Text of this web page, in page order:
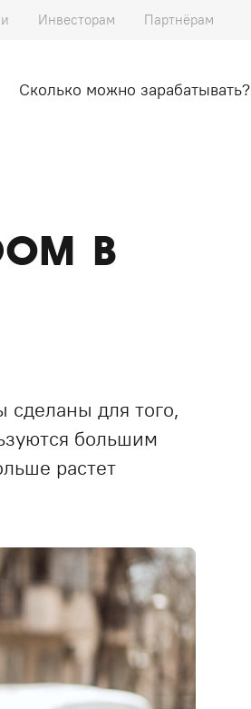
Инвесторам Партнёрам
Сколько можно зарабатывать?
в
сделаны для того,
большим
растет